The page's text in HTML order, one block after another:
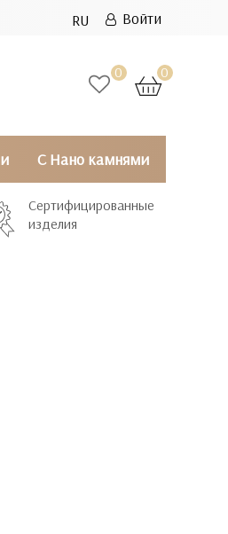
RU Войти
0 0
С Нано камнями
Сертифицированные
изделия